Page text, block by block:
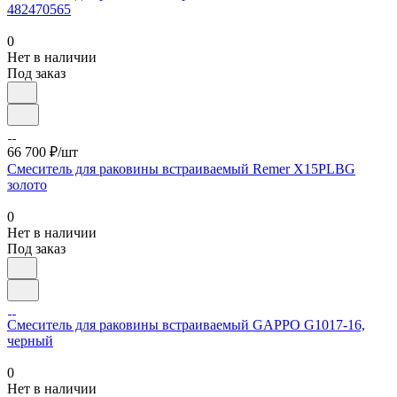
482470565
0
Нет в наличии
Под заказ
66 700 ₽/шт
Смеситель для раковины встраиваемый Remer X15PLBG
золото
0
Нет в наличии
Под заказ
Смеситель для раковины встраиваемый GAPPO G1017-16,
черный
0
Нет в наличии